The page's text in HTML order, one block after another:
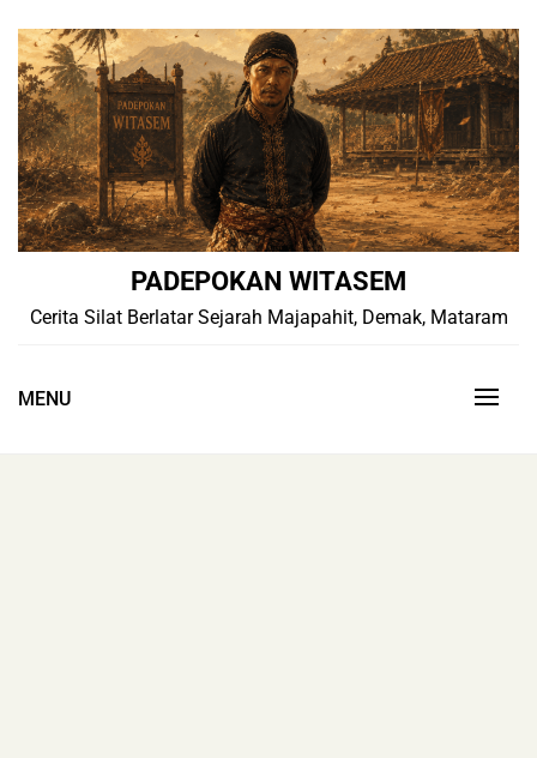
content
PADEPOKAN WITASEM
Cerita Silat Berlatar Sejarah Majapahit, Demak, Mataram
MENU